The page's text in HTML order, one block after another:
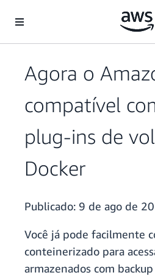
Pular para o conteúdo principal
Agora o
compatível
plug-ins de
Docker
Publicado: 9 de ago de
Você já pode facilmente
conteinerizado para
armazenados com